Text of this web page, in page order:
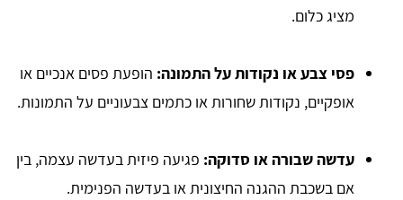
מציג כלום.
פסי צבע או נקודות על התמונה: הופעת פסים אנכיים או
אופקיים, נקודות שחורות או כתמים צבעוניים על התמונות.
עדשה שבורה או סדוקה: פגיעה פיזית בעדשה עצמה, בין
אם בשכבת ההגנה החיצונית או בעדשה הפנימית.